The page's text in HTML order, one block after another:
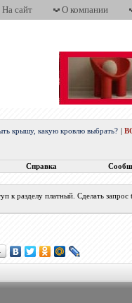
На сайт О компании
крышу, какую кровлю выбрать?
Справка
к разделу платный. Сделать